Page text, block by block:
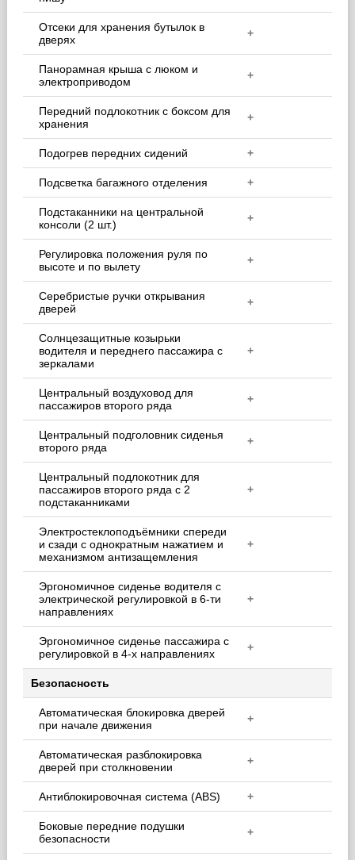
Отсеки для хранения бутылок в
дверях
+
Панорамная крыша с люком и
электроприводом
+
Передний подлокотник с боксом для
хранения
+
Подогрев передних сидений +
Подсветка багажного отделения +
Подстаканники на центральной
консоли (2 шт.)
+
Регулировка положения руля по
высоте и по вылету
+
Серебристые ручки открывания
дверей
+
Солнцезащитные козырьки
водителя и переднего пассажира с
зеркалами
+
Центральный воздуховод для
пассажиров второго ряда
+
Центральный подголовник сиденья
второго ряда
+
Центральный подлокотник для
пассажиров второго ряда с 2
подстаканниками
+
Электростеклоподъёмники спереди
и сзади с однократным нажатием и
механизмом антизащемления
+
Эргономичное сиденье водителя с
электрической регулировкой в 6-ти
направлениях
+
Эргономичное сиденье пассажира с
регулировкой в 4-х направлениях
+
Безопасность
Автоматическая блокировка дверей
при начале движения
+
Автоматическая разблокировка
дверей при столкновении
+
Антиблокировочная система (ABS) +
Боковые передние подушки
безопасности
+